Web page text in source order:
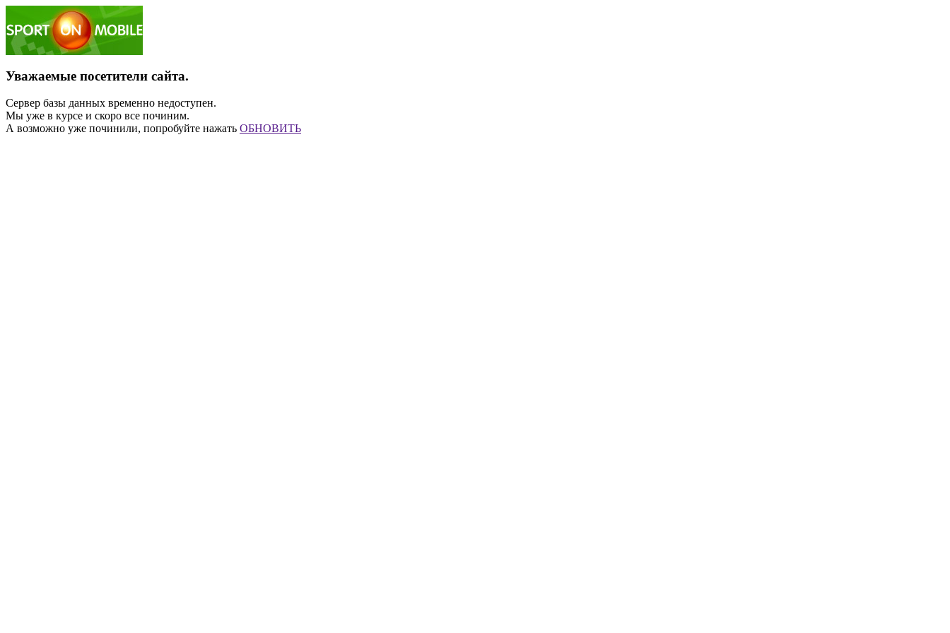
Уважаемые посетители сайта.
Сервер базы данных временно недоступен.
Мы уже в курсе и скоро все починим.
А возможно уже починили, попробуйте нажать ОБНОВИТЬ